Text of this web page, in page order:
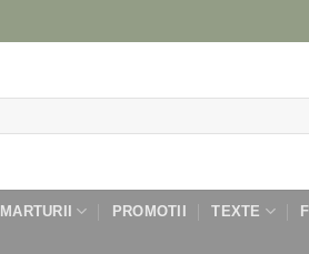
MARTURII PROMOTII TEXTE